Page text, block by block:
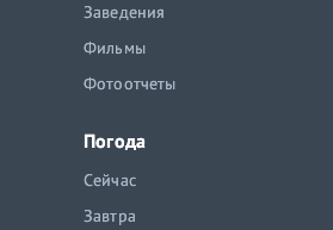
Заведения
Фильмы
Фотоотчеты
Погода
Сейчас
Завтра